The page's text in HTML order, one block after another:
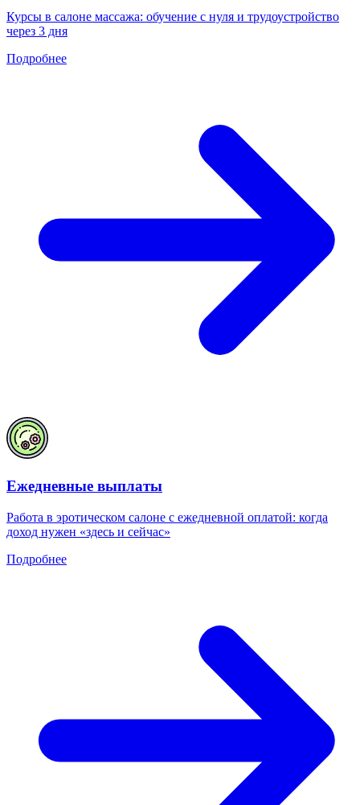
Курсы в салоне массажа: обучение с нуля и трудоустройство
через 3 дня
Подробнее
Ежедневные выплаты
Работа в эротическом салоне с ежедневной оплатой: когда
доход нужен «здесь и сейчас»
Подробнее